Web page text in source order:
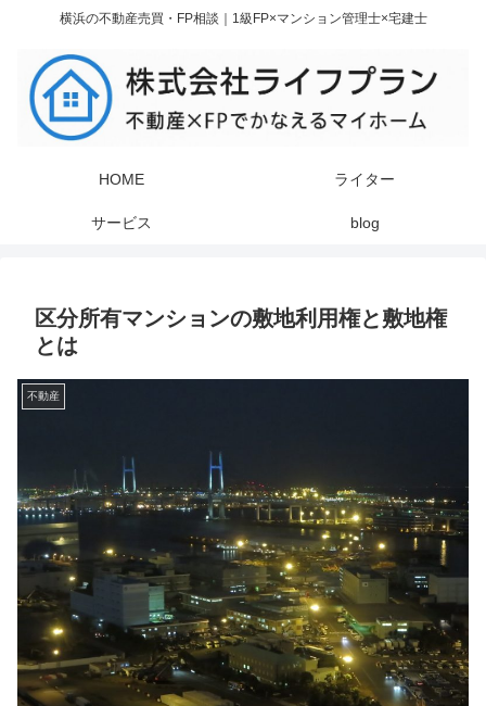
横浜の不動産売買・FP相談｜1級FP×マンション管理士×宅建士
HOME ライター
サービス blog
区分所有マンションの敷地利用権と敷地権
とは
不動産